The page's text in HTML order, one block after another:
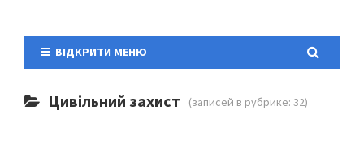
ВІДКРИТИ МЕНЮ
Цивільний захист (записей в рубрике: 32)